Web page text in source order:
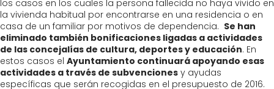
los casos en los cuales la persona fallecida no haya vivido en
la vivienda habitual por encontrarse en una residencia o en
casa de un familiar por motivos de dependencia. Se han
eliminado también bonificaciones ligadas a actividades
de las concejalías de cultura, deportes y educación. En
estos casos el Ayuntamiento continuará apoyando esas
actividades a través de subvenciones y ayudas
específicas que serán recogidas en el presupuesto de 2016.